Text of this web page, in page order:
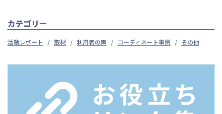
カテゴリー
活動レポート 取材 利用者の声 コーディネート事例 その他